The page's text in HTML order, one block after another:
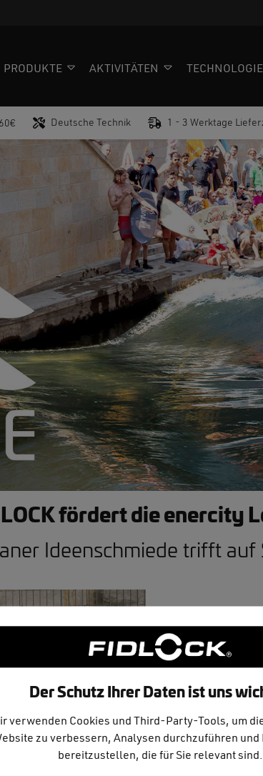
PRODUKTE AKTIVITÄTEN
Deutsche Technik 1 - 3 Werktage
fördert die enercity
Ideenschmiede trifft auf
Nach dem
Das macht
Frühjahr 2022
Schaulustige
Eisbachwelle in
ans Meer.
Der Schutz Ihrer Daten ist uns
verwenden Cookies und Third-Party-Tools, um
zu verbessern, Analysen durchzuführen und
bereitzustellen, die für Sie relevant sind.